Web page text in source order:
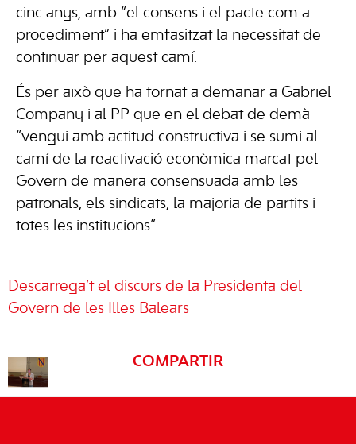
cinc anys, amb “el consens i el pacte com a
procediment” i ha emfasitzat la necessitat de
continuar per aquest camí.
És per això que ha tornat a demanar a Gabriel
Company i al PP que en el debat de demà
“vengui amb actitud constructiva i se sumi al
camí de la reactivació econòmica marcat pel
Govern de manera consensuada amb les
patronals, els sindicats, la majoria de partits i
totes les institucions”.
Descarrega’t el discurs de la Presidenta del
Govern de les Illes Balears
COMPARTIR